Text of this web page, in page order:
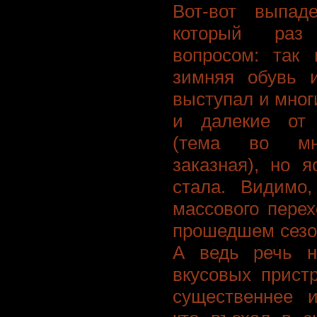
Вот-вот
который раз
вопросом:
зимняя обувь
выступал и
и далекие от
(тема во
заказная), но
стала.
массового
прошедшем
А ведь речь
вкусовых
существеннее